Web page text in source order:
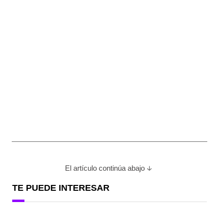
El artículo continúa abajo
TE PUEDE INTERESAR